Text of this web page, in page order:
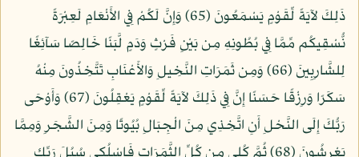
ذَلِكَ لآيَةً لِّقَوْمٍ يَسْمَعُونَ (65) وَإِنَّ لَكُمْ فِي الأَنْعَامِ لَعِبْرَةً
نُّسْقِيكُم مِّمَّا فِي بُطُونِهِ مِن بَيْنِ فَرْثٍ وَدَمٍ لَّبَنًا خَالِصًا سَآئِغًا
لِلشَّارِبِينَ (66) وَمِن ثَمَرَاتِ النَّخِيلِ وَالأَعْنَابِ تَتَّخِذُونَ مِنْهُ
سَكَرًا وَرِزْقًا حَسَنًا إِنَّ فِي ذَلِكَ لآيَةً لِّقَوْمٍ يَعْقِلُونَ (67) وَأَوْحَى
رَبُّكَ إِلَى النَّحْلِ أَنِ اتَّخِذِي مِنَ الْجِبَالِ بُيُوتًا وَمِنَ الشَّجَرِ وَمِمَّا